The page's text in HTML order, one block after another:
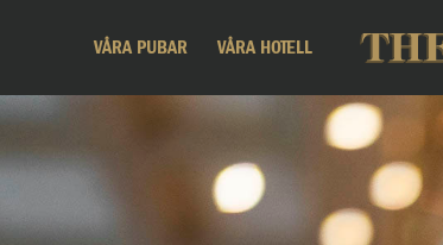
VÅRA PUBAR VÅRA HOTELL